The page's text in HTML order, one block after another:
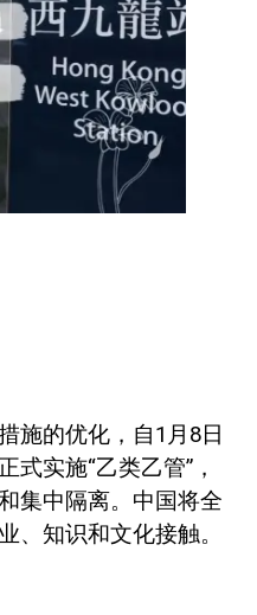
施的优化，自1 月 8日
式实施“乙类乙管”，
集中隔离。中国将全
、知识和文化接触。